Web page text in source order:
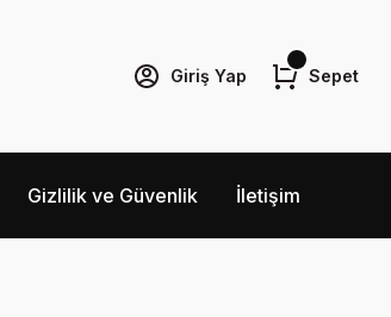
Giriş Yap Sepet
Gizlilik ve Güvenlik İletişim